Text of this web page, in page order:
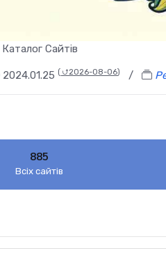
Сайтів
2024.01.25 ( ⮍2026-08-06) /
885
Всіх сайтів